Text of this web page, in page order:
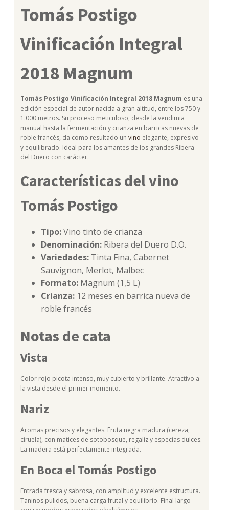
Tomás Postigo
Vinificación Integral
2018 Magnum
Tomás Postigo Vinificación Integral 2018 Magnum es una
edición especial de autor nacida a gran altitud, entre los 750 y
1.000 metros. Su proceso meticuloso, desde la vendimia
manual hasta la fermentación y crianza en barricas nuevas de
roble francés, da como resultado un vino elegante, expresivo
y equilibrado. Ideal para los amantes de los grandes Ribera
del Duero con carácter.
Características del vino
Tomás Postigo
Tipo:Vino tinto de crianza
Denominación: Ribera del Duero D.O.
Variedades: Tinta Fina, Cabernet
Sauvignon, Merlot, Malbec
Formato: Magnum (1,5 L)
Crianza: 12 meses en barrica nueva de
roble francés
Notas de cata
Vista
Color rojo picota intenso, muy cubierto y brillante. Atractivo a
la vista desde el primer momento.
Nariz
Aromas precisos y elegantes. Fruta negra madura (cereza,
ciruela), con matices de sotobosque, regaliz y especias dulces.
La madera está perfectamente integrada.
En Boca el Tomás Postigo
Entrada fresca y sabrosa, con amplitud y excelente estructura.
Taninos pulidos, buena carga frutal y equilibrio. Final largo